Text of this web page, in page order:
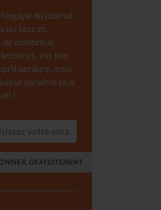
du journal
du Jazz et,
nombreux
est non
perdure, mais
paraître plus
!
GRATUITEMENT